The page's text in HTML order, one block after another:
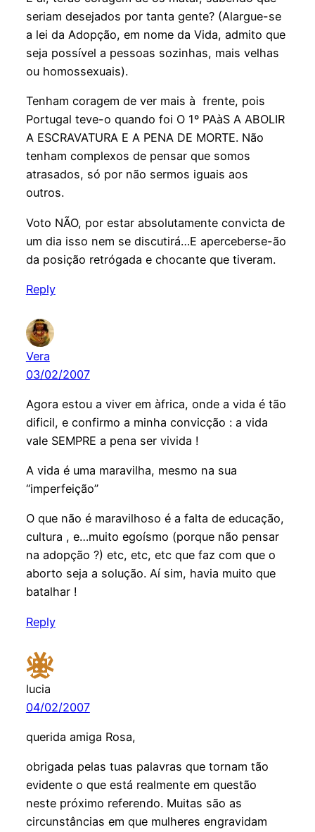
seriam desejados por tanta gente? (Alargue-se
a lei da Adopção, em nome da Vida, admito que
seja possível a pessoas sozinhas, mais velhas
ou homossexuais).
Tenham coragem de ver mais à frente, pois
Portugal teve-o quando foi O 1º PAàS A ABOLIR
A ESCRAVATURA E A PENA DE MORTE. Não
tenham complexos de pensar que somos
atrasados, só por não sermos iguais aos
outros.
Voto NÃO, por estar absolutamente convicta de
um dia isso nem se discutirá…E aperceberse-ão
da posição retrógada e chocante que tiveram.
Reply
Vera
03/02/2007
Agora estou a viver em àfrica, onde a vida é tão
dificil, e confirmo a minha convicção : a vida
vale SEMPRE a pena ser vivida !
A vida é uma maravilha, mesmo na sua
“imperfeição”
O que não é maravilhoso é a falta de educação,
cultura , e…muito egoísmo (porque não pensar
na adopção ?) etc, etc, etc que faz com que o
aborto seja a solução. Aí sim, havia muito que
batalhar !
Reply
lucia
04/02/2007
querida amiga Rosa,
obrigada pelas tuas palavras que tornam tão
evidente o que está realmente em questão
neste próximo referendo. Muitas são as
circunstâncias em que mulheres engravidam